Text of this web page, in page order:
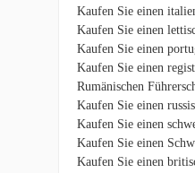
Kaufen Sie einen
Kaufen Sie einen
Kaufen Sie einen
Kaufen Sie einen
Rumänischen
Kaufen Sie einen
Kaufen Sie einen
Kaufen Sie einen
Kaufen Sie einen